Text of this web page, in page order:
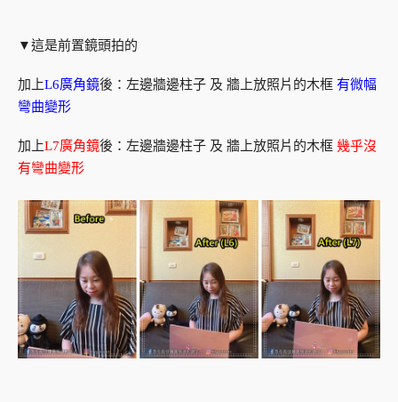
▼這是前置鏡頭拍的
加上L6廣角鏡後：左邊牆邊柱子 及 牆上放照片的木框 有微幅
彎曲變形
加上L7廣角鏡後：左邊牆邊柱子 及 牆上放照片的木框 幾乎沒
有彎曲變形